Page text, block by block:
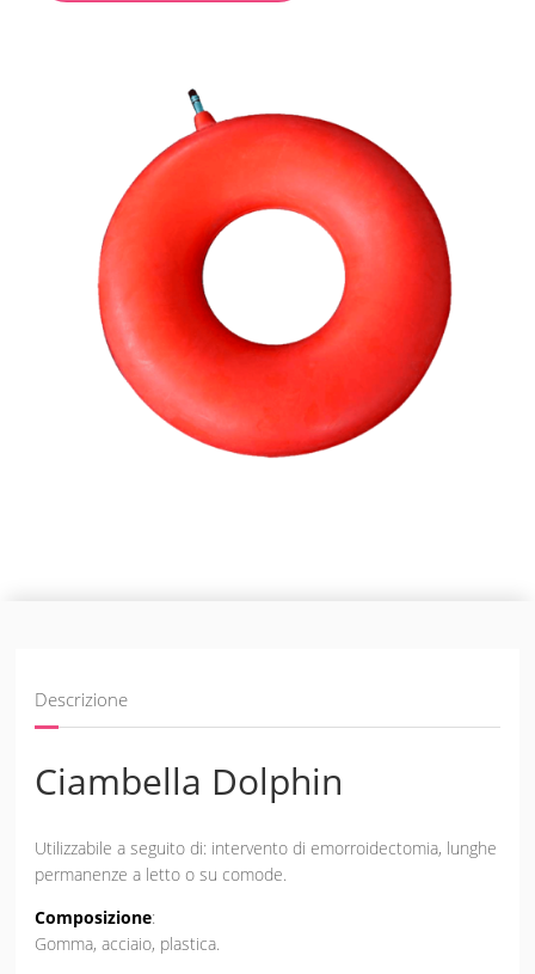
Descrizione
Ciambella Dolphin
Utilizzabile a seguito di: intervento di emorroidectomia, lunghe
permanenze a letto o su comode.
Composizione:
Gomma, acciaio, plastica.